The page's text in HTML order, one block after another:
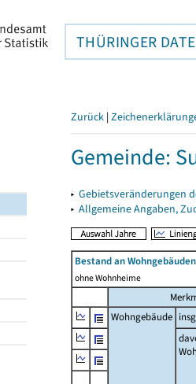
THÜRINGER
Zurück |
Gemeinde:
▸ Gebietsveränderungen
▸ Allgemeine Angaben,
Bestand an
ohne Wohnheime
Wohngebäude